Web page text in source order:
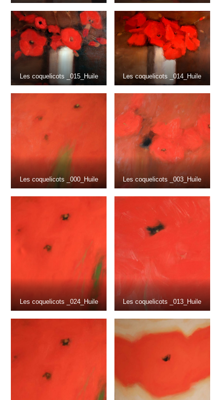
Les coquelicots _015_Huile Les coquelicots _014_Huile
Les coquelicots _000_Huile Les coquelicots _003_Huile
Les coquelicots _024_Huile Les coquelicots _013_Huile